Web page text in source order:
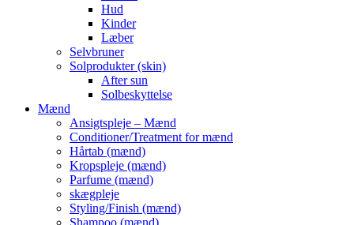
Hud
Kinder
Læber
Selvbruner
Solprodukter (skin)
After sun
Solbeskyttelse
Mænd
Ansigtspleje – Mænd
Conditioner/Treatment for mænd
Hårtab (mænd)
Kropspleje (mænd)
Parfume (mænd)
skægpleje
Styling/Finish (mænd)
Shampoo (mænd)